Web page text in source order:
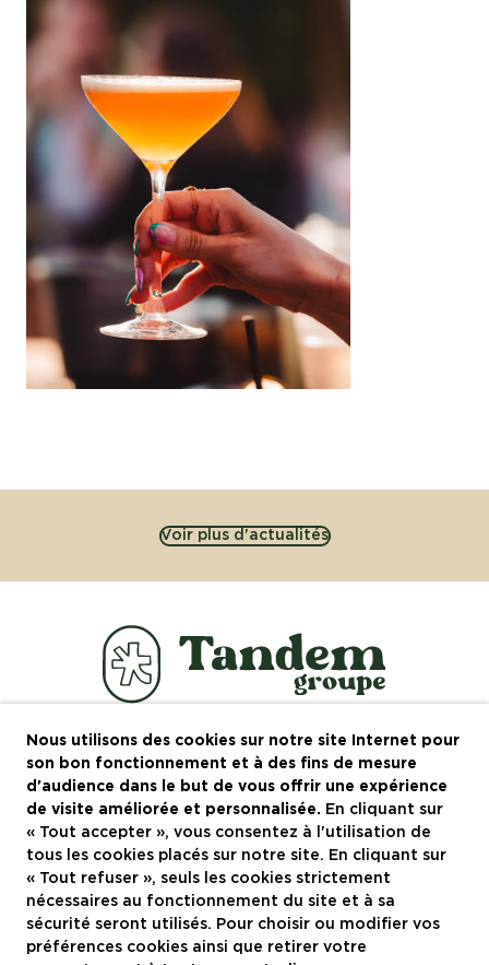
Voir plus d'actualités
Le groupe
Recrutement
Actualités
Contactez-nous
Restaurants à Montpellier
Nous utilisons des cookies sur notre site Internet pour
son bon fonctionnement et à des fins de mesure
d'audience dans le but de vous offrir une expérience
de visite améliorée et personnalisée. En cliquant sur
« Tout accepter », vous consentez à l'utilisation de
tous les cookies placés sur notre site. En cliquant sur
« Tout refuser », seuls les cookies strictement
nécessaires au fonctionnement du site et à sa
sécurité seront utilisés. Pour choisir ou modifier vos
préférences cookies ainsi que retirer votre